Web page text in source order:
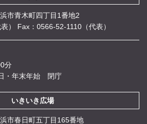
市青木町四丁目1番地2
）
Fax：0566-52-1110（代表）
分
・年末年始 閉庁
いきいき広場
市春日町五丁目165番地